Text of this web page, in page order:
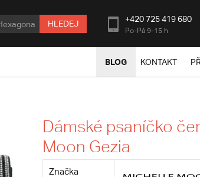
HLEDEJ +420 725 419 680
Po-Pá 9-15 h
BLOG KONTAKT
Dámské psaníčko
Moon Gezia
Značka